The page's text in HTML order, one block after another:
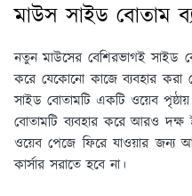
মাউস সাইড বোতাম
নতুন মাউসের বেশিরভাগই সাইড
করে যেকোনো কাজে ব্যবহার করা
সাইড বোতামটি একটি ওয়েব
বোতামটি ব্যবহার করে আরও দক্ষ
ওয়েব পেজে ফিরে যাওয়ার জন্য
কার্সার সরাতে হবে না।